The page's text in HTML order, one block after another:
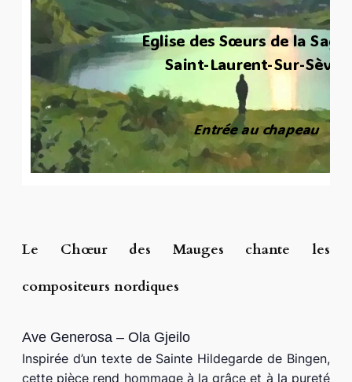
Le Chœur des Mauges chante les
compositeurs nordiques
Ave Generosa – Ola Gjeilo
Inspirée d’un texte de Sainte Hildegarde de Bingen,
cette pièce rend hom­mage à la grâce et à la pure­té